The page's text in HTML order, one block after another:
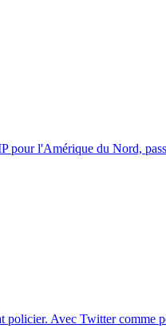
pour l'Amérique du Nord,
policier. Avec Twitter comme